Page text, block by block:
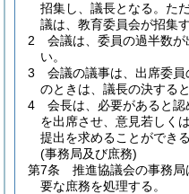
招集し、議長となる。 た
議は、教育委員会が招集す
2
会議は、委員の過半数
い。
3
会議の議事は、出席委
のときは、議長の決する
4
会長は、必要があると
を出席させ、意見若しく
提出を求めることができる
(事務局及び庶務)
第7条
推進協議会の事務
要な庶務を処理する。